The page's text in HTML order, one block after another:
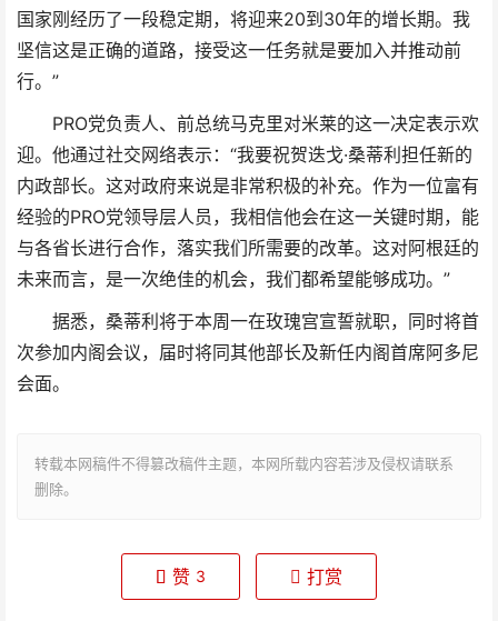
国家刚经历了一段稳定期，将迎来20到30年的增长期。我
坚信这是正确的道路，接受这一任务就是要加入并推动前
行。”
PRO党负责人、前总统马克里对米莱的这一决定表示欢
迎。他通过社交网络表示：“我要祝贺迭戈·桑蒂利担任新的
内政部长。这对政府来说是非常积极的补充。作为一位富有
经验的PRO党领导层人员，我相信他会在这一关键时期，能
与各省长进行合作，落实我们所需要的改革。这对阿根廷的
未来而言，是一次绝佳的机会，我们都希望能够成功。”
据悉，桑蒂利将于本周一在玫瑰宫宣誓就职，同时将首
次参加内阁会议，届时将同其他部长及新任内阁首席阿多尼
会面。
转载本网稿件不得篡改稿件主题，本网所载内容若涉及侵权请联系
删除。
赞 3 打赏